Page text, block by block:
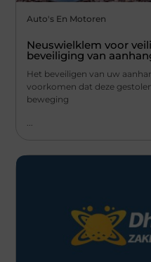
Auto's En Motoren
Neuswielklem voor
beveiliging van
Het beveiligen van uw
voorkomen dat deze
beweging